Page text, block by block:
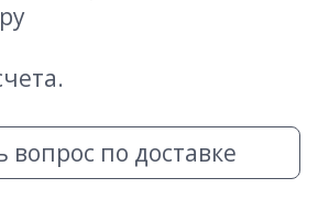
вопрос по доставке